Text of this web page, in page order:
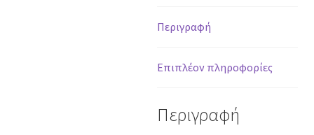
Περιγραφή
Επιπλέον πληροφορίες
Περιγραφή